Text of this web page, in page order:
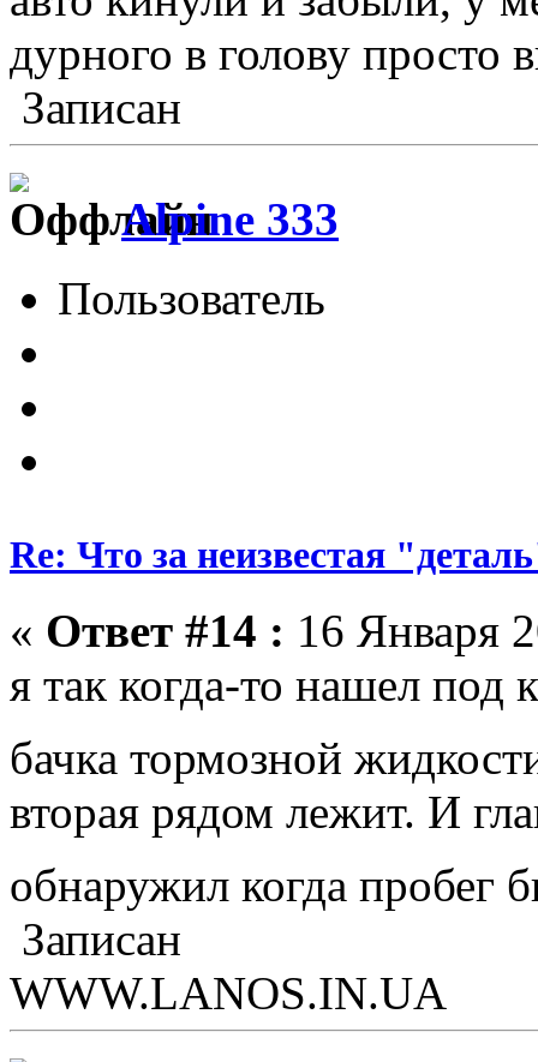
дурного в голову
Записан
Alpine 333
Пользователь
Re: Что за неизвестая
« Ответ #14 : 16 Января
я так когда-то нашел
бачка тормозной
вторая рядом лежит. И
обнаружил когда пробег
Записан
WWW.LANOS.IN.UA